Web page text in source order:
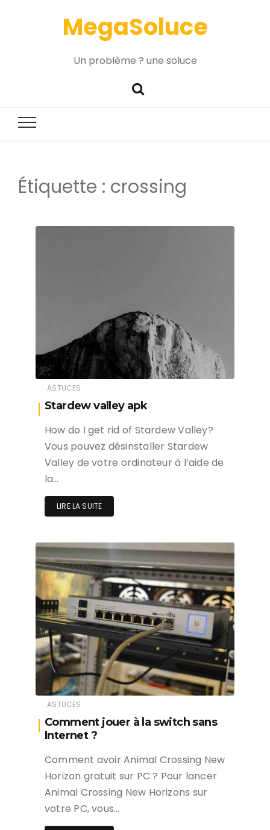
MegaSoluce
Un problème ? une soluce
Étiquette : crossing
ASTUCES
Stardew valley apk
How do I get rid of Stardew Valley?
Vous pouvez désinstaller Stardew
Valley de votre ordinateur à l’aide de
la…
LIRE LA SUITE
ASTUCES
Comment jouer à la switch sans
Internet ?
Comment avoir Animal Crossing New
Horizon gratuit sur PC ? Pour lancer
Animal Crossing New Horizons sur
votre PC, vous…